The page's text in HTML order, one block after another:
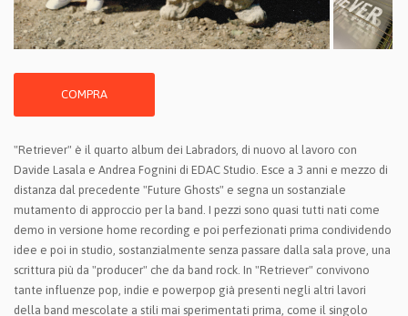
COMPRA
"Retriever" è il quarto album dei Labradors, di nuovo al lavoro con
Davide Lasala e Andrea Fognini di EDAC Studio. Esce a 3 anni e mezzo di
distanza dal precedente "Future Ghosts" e segna un sostanziale
mutamento di approccio per la band. I pezzi sono quasi tutti nati come
demo in versione home recording e poi perfezionati prima condividendo
idee e poi in studio, sostanzialmente senza passare dalla sala prove, una
scrittura più da "producer" che da band rock. In "Retriever" convivono
tante influenze pop, indie e powerpop già presenti negli altri lavori
della band mescolate a stili mai sperimentati prima, come il singolo